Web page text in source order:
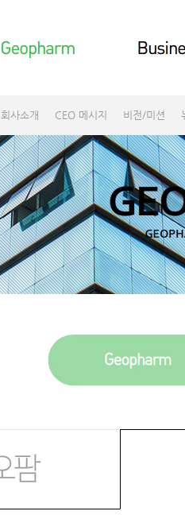
회사소개 CEO 메시지 비전/미션